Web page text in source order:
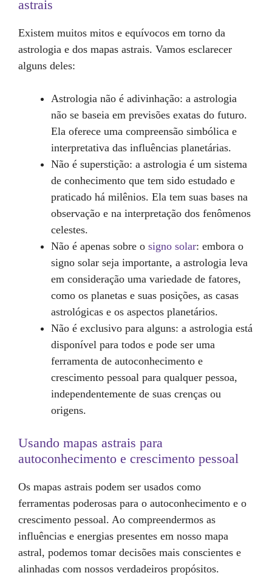
astrais
Existem muitos mitos e equívocos em torno da
astrologia e dos mapas astrais. Vamos esclarecer
alguns deles:
Astrologia não é adivinhação: a astrologia
não se baseia em previsões exatas do futuro.
Ela oferece uma compreensão simbólica e
interpretativa das influências planetárias.
Não é superstição: a astrologia é um sistema
de conhecimento que tem sido estudado e
praticado há milênios. Ela tem suas bases na
observação e na interpretação dos fenômenos
celestes.
Não é apenas sobre o signo solar: embora o
signo solar seja importante, a astrologia leva
em consideração uma variedade de fatores,
como os planetas e suas posições, as casas
astrológicas e os aspectos planetários.
Não é exclusivo para alguns: a astrologia está
disponível para todos e pode ser uma
ferramenta de autoconhecimento e
crescimento pessoal para qualquer pessoa,
independentemente de suas crenças ou
origens.
Usando mapas astrais para
autoconhecimento e crescimento pessoal
Os mapas astrais podem ser usados como
ferramentas poderosas para o autoconhecimento e o
crescimento pessoal. Ao compreendermos as
influências e energias presentes em nosso mapa
astral, podemos tomar decisões mais conscientes e
alinhadas com nossos verdadeiros propósitos.